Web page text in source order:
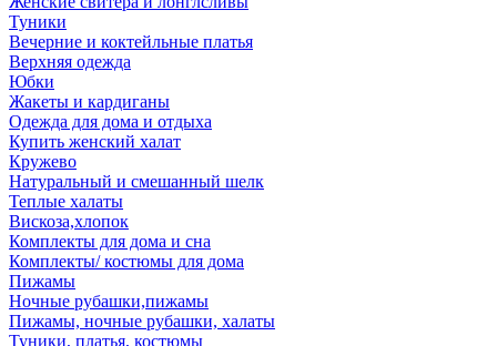
Туники
Вечерние и коктейльные платья
Верхняя одежда
Юбки
Жакеты и кардиганы
Одежда для дома и отдыха
Купить женский халат
Кружево
Натуральный и смешанный шелк
Теплые халаты
Вискоза,хлопок
Комплекты для дома и сна
Комплекты/ костюмы для дома
Пижамы
Ночные рубашки,пижамы
Пижамы, ночные рубашки, халаты
Туники, платья, костюмы